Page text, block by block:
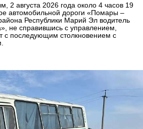
2 августа 2026 года около 4 часов 19
автомобильной дороги «Помары –
Республики Марий Эл водитель
не справившись с управлением,
с последующим столкновением с